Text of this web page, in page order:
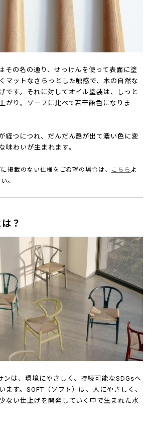
その名の通り、せっけんを使って表面に塗
マットなさらっとした触感で、木の自然な
です。それに対してオイル塗装は、しっと
がり。ソープに比べて若干飴色になりま
経つにつれ、だんだん艶が出て濃い色に変
味わいが生まれます。
掲載のない仕様をご希望の場合は、 こちら よ
。
？
ンは、環境にやさしく、持続可能なSDGsへ
ます。SOFT（ソフト）は、人にやさしく、
ない仕上げを開発していく中で生まれた水